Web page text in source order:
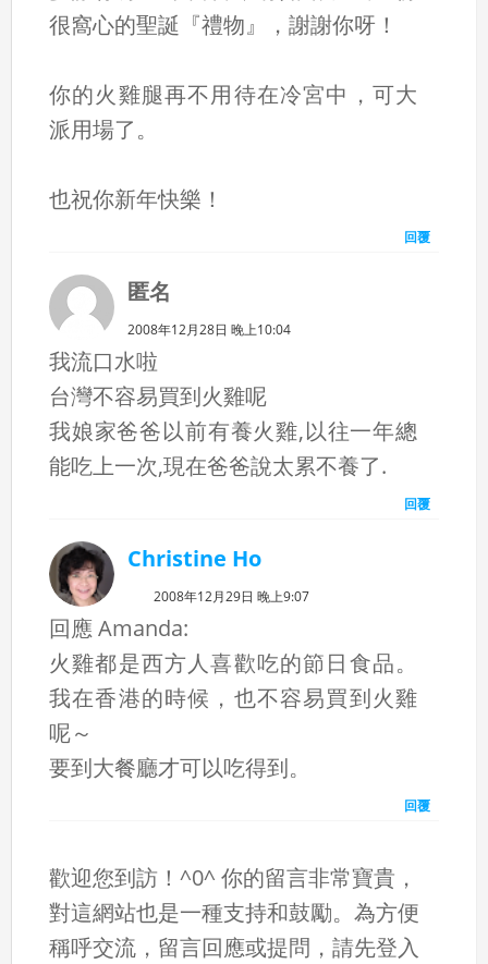
很窩心的聖誕『禮物』，謝謝你呀！
你的火雞腿再不用待在冷宮中，可大
派用場了。
也祝你新年快樂！
回覆
匿名
2008年12月28日 晚上10:04
我流口水啦
台灣不容易買到火雞呢
我娘家爸爸以前有養火雞,以往一年總
能吃上一次,現在爸爸說太累不養了.
回覆
Christine Ho
2008年12月29日 晚上9:07
回應 Amanda:
火雞都是西方人喜歡吃的節日食品。
我在香港的時候，也不容易買到火雞
呢～
要到大餐廳才可以吃得到。
回覆
歡迎您到訪！^0^ 你的留言非常寶貴，
對這網站也是一種支持和鼓勵。為方便
稱呼交流，留言回應或提問，請先登入